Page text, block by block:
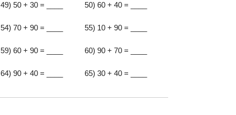
49) 50 + 30 = ____ 50) 60 + 40 = ____
54) 70 + 90 = ____ 55) 10 + 90 = ____
59) 60 + 90 = ____ 60) 90 + 70 = ____
64) 90 + 40 = ____ 65) 30 + 40 = ____